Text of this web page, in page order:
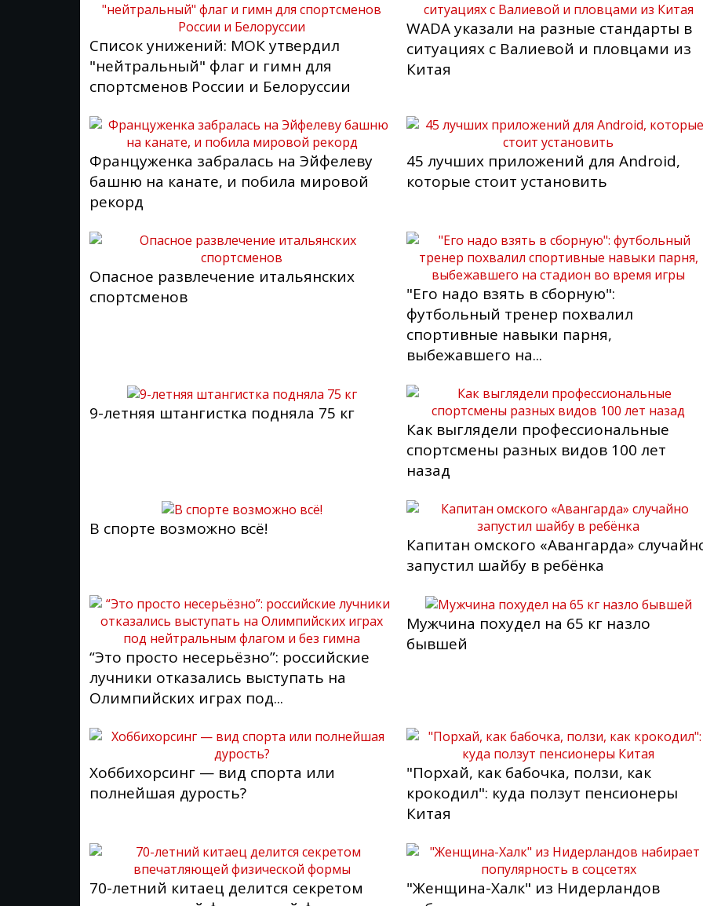
Список унижений: МОК утвердил
"нейтральный" флаг и гимн для
спортсменов России и Белоруссии
WADA указали на разные стандарты в
ситуациях с Валиевой и пловцами из
Китая
Француженка забралась на Эйфелеву
башню на канате, и побила мировой
рекорд
45 лучших приложений для Android,
которые стоит установить
Опасное развлечение итальянских
спортсменов
"Его надо взять в сборную":
футбольный тренер похвалил
спортивные навыки парня,
выбежавшего на...
9-летняя штангистка подняла 75 кг
Как выглядели профессиональные
спортсмены разных видов 100 лет
назад
В спорте возможно всё!
Капитан омского «Авангарда»
запустил шайбу в ребёнка
“Это просто несерьёзно”: российские
лучники отказались выступать на
Олимпийских играх под...
Мужчина похудел на 65 кг назло
бывшей
Хоббихорсинг — вид спорта или
полнейшая дурость?
"Порхай, как бабочка, ползи, как
крокодил": куда ползут пенсионеры
Китая
70-летний китаец делится секретом
"Женщина-Халк" из Нидерландов